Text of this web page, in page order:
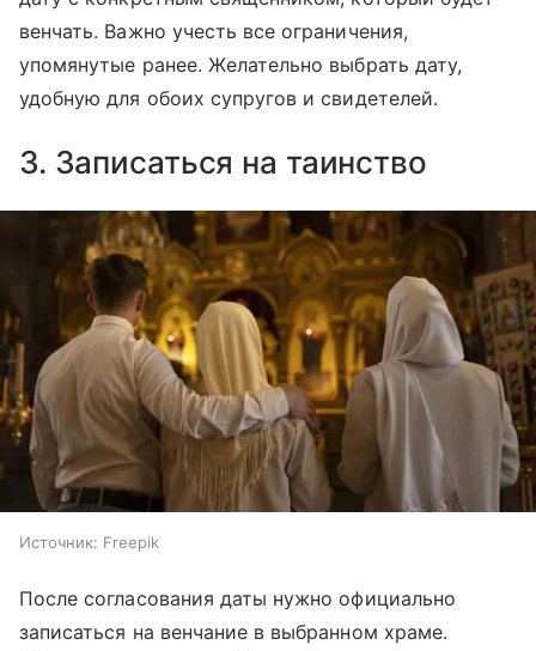
венчать. Важно учесть все ограничения,
упомянутые ранее. Желательно выбрать дату,
удобную для обоих супругов и свидетелей.
3. Записаться на таинство
Источник: Freepik
После согласования даты нужно официально
записаться на венчание в выбранном храме.